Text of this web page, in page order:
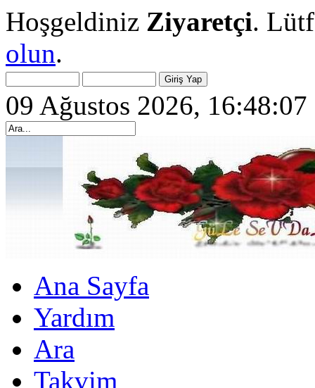
Hoşgeldiniz Ziyaretçi.
olun.
09 Ağustos 2026, 16:48:07
Ana Sayfa
Yardım
Ara
Takvim